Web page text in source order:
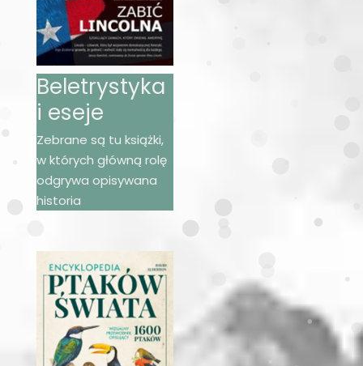
Beletrystyka
i eseje
Zebrane są tu książki,
w których główną rolę
odgrywa opisywana
historia